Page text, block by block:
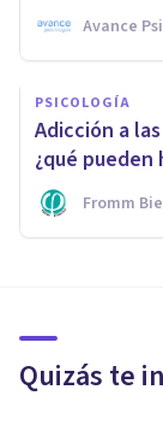
Avance
PSICOLOGÍA
Adicción a
¿qué pueden
Fromm
Quizás te